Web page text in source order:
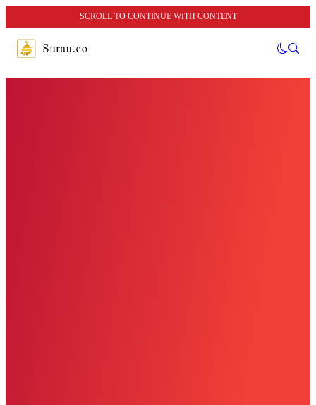
SCROLL TO CONTINUE WITH CONTENT